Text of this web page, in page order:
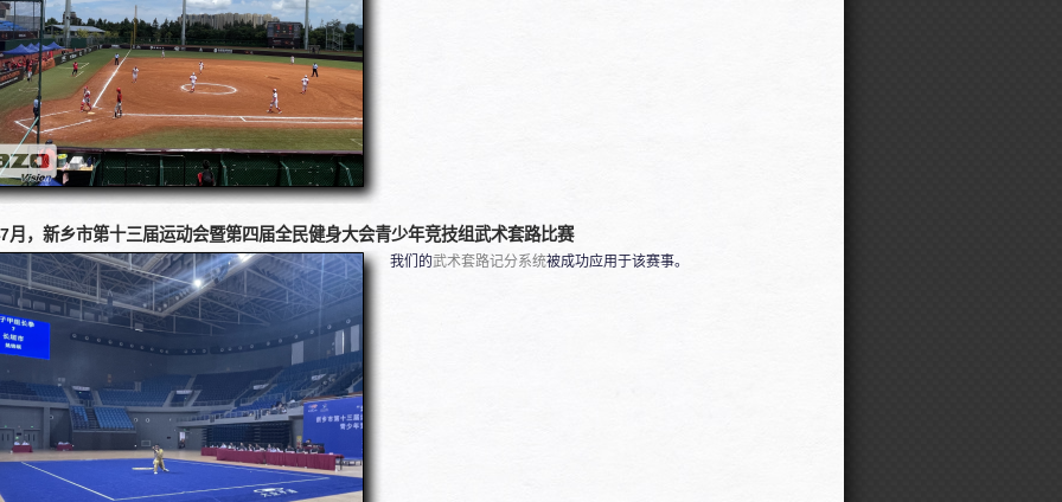
月，新乡市第十三届运动会暨第四届全民健身大会青少年竞技组武术套路比赛
我们的武术套路记分系统被成功应用于该赛事。